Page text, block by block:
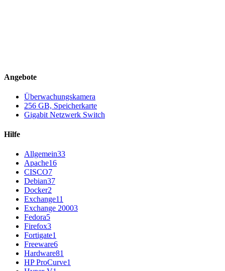
Angebote
Überwachungskamera
256 GB, Speicherkarte
Gigabit Netzwerk Switch
Hilfe
Allgemein33
Apache16
CISCO7
Debian37
Docker2
Exchange11
Exchange 20003
Fedora5
Firefox3
Fortigate1
Freeware6
Hardware81
HP ProCurve1